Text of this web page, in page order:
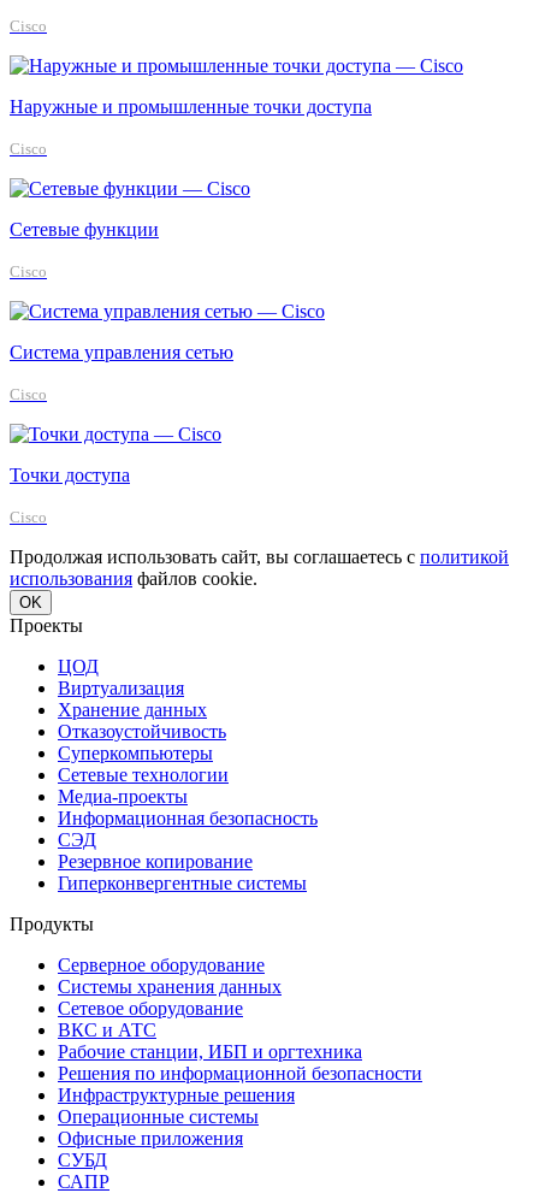
Cisco
Наружные и промышленные точки доступа
Cisco
Сетевые функции
Cisco
Система управления сетью
Cisco
Точки доступа
Cisco
Продолжая использовать сайт, вы соглашаетесь с политикой
использования файлов cookie.
OK
Проекты
ЦОД
Виртуализация
Хранение данных
Отказоустойчивость
Суперкомпьютеры
Сетевые технологии
Медиа-проекты
Информационная безопасность
СЭД
Резервное копирование
Гиперконвергентные системы
Продукты
Серверное оборудование
Системы хранения данных
Сетевое оборудование
ВКС и АТС
Рабочие станции, ИБП и оргтехника
Решения по информационной безопасности
Инфраструктурные решения
Операционные системы
Офисные приложения
СУБД
САПР